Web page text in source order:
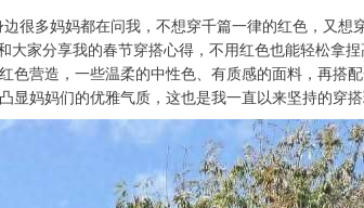
很多妈妈都在问我，不想穿千篇一律的红色，又想
家分享我的春节穿搭心得，不用红色也能轻松拿
色营造，一些温柔的中性色、有质感的面料，再搭
妈妈们的优雅气质，这也是我一直以来坚持的穿搭